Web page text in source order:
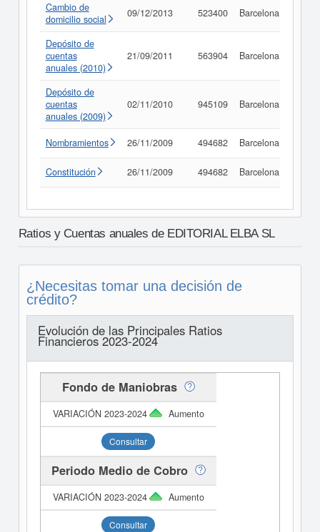
Cambio de
domicilio social
09/12/2013 523400 Barcelona
Depósito de
cuentas
anuales (2010)
21/09/2011 563904 Barcelona
Depósito de
cuentas
anuales (2009)
02/11/2010 945109 Barcelona
Nombramientos 26/11/2009 494682 Barcelona
Constitución 26/11/2009 494682 Barcelona
Ratios y Cuentas anuales de EDITORIAL ELBA SL
¿Necesitas tomar una decisión de
crédito?
Evolución de las Principales Ratios
Financieros 2023-2024
Fondo de Maniobras
Aumento
Consultar
Periodo Medio de Cobro
Aumento
Consultar